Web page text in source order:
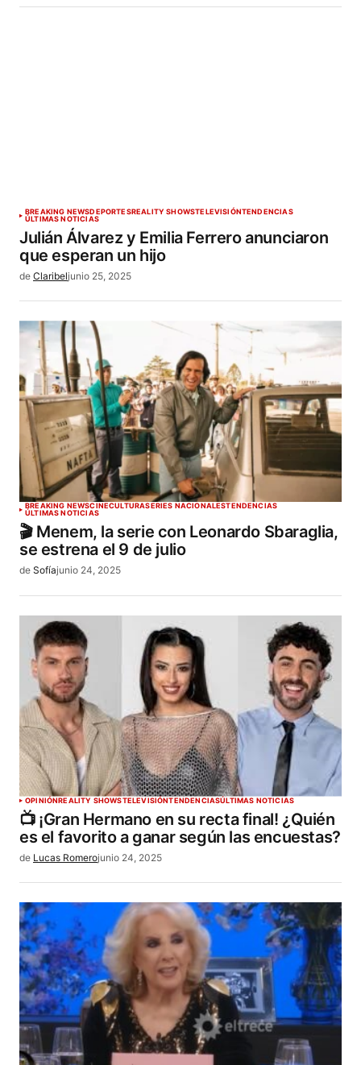
BREAKING NEWSDEPORTESREALITY SHOWSTELEVISIÓNTENDENCIAS
ÚLTIMAS NOTICIAS
Julián Álvarez y Emilia Ferrero anunciaron
que esperan un hijo
de Claribeljunio 25, 2025
BREAKING NEWSCINECULTURASERIES NACIONALESTENDENCIAS
ÚLTIMAS NOTICIAS
🎬 Menem, la serie con Leonardo Sbaraglia,
se estrena el 9 de julio
de Sofíajunio 24, 2025
OPINIÓNREALITY SHOWSTELEVISIÓNTENDENCIASÚLTIMAS NOTICIAS
📺 ¡Gran Hermano en su recta final! ¿Quién
es el favorito a ganar según las encuestas?
de Lucas Romerojunio 24, 2025